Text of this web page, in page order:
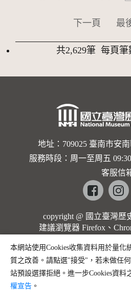
下一頁 最
共2,629筆 每頁筆
地址：709025 臺南市安
服務時段：周一至周五
客服信
copyright @ 國立臺灣歷
建議瀏覽器 Firefox、
本網站使用Cookies收集資料用於量化
質之改善。請點選"接受"，若未做任
站預設選擇拒絕。進一步Cookies資料
權宣告 。